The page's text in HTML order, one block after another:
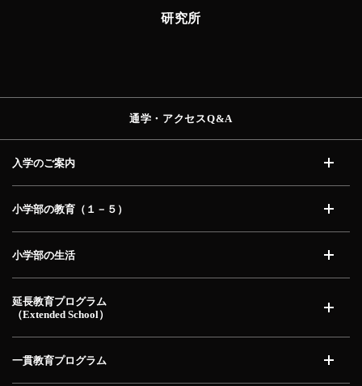
研究所
通学・アクセスQ&A
入学のご案内
小学部の教育（１－５）
小学部の生活
延長教育プログラム
（Extended School）
一貫教育プログラム